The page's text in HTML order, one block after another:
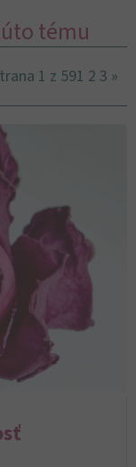
tému
1 z 591 2 3 »